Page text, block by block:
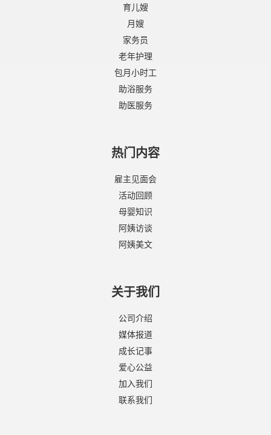
育儿嫂
月嫂
家务员
老年护理
包月小时工
助浴服务
助医服务
热门内容
雇主见面会
活动回顾
母婴知识
阿姨访谈
阿姨美文
关于我们
公司介绍
媒体报道
成长记事
爱心公益
加入我们
联系我们